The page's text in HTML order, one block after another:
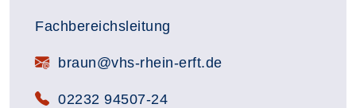
Fachbereichsleitung
E-Mail:braun@vhs-rhein-erft.de
Telefon:
02232 94507-24